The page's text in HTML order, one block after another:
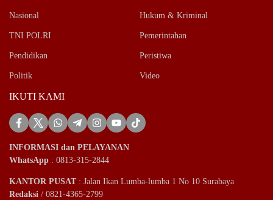
Nasional Hukum & Kriminal
TNI POLRI Pemerintahan
Pendidikan Peristiwa
Politik Video
IKUTI KAMI
INFORMASI dan PELAYANAN
WhatsApp : 0813-315-2844
KANTOR PUSAT: Jalan Ikan Lumba-lumba 1 No 10 Surabaya
Redaksi / 0821-4365-2799